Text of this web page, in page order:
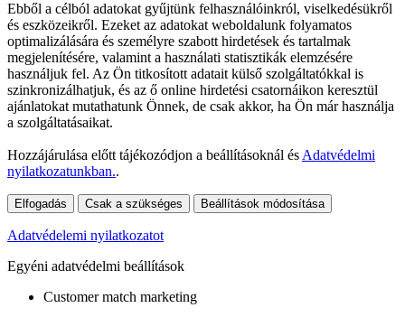
Ebből a célból adatokat gyűjtünk felhasználóinkról, viselkedésükről
és eszközeikről. Ezeket az adatokat weboldalunk folyamatos
optimalizálására és személyre szabott hirdetések és tartalmak
megjelenítésére, valamint a használati statisztikák elemzésére
használjuk fel. Az Ön titkosított adatait külső szolgáltatókkal is
szinkronizálhatjuk, és az ő online hirdetési csatornáikon keresztül
ajánlatokat mutathatunk Önnek, de csak akkor, ha Ön már használja
a szolgáltatásaikat.
Hozzájárulása előtt tájékozódjon a beállításoknál és Adatvédelmi
nyilatkozatunkban..
Elfogadás Csak a szükséges Beállítások módosítása
Adatvédelemi nyilatkozatot
Egyéni adatvédelmi beállítások
Customer match marketing